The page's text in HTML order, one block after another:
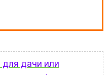
дачи или